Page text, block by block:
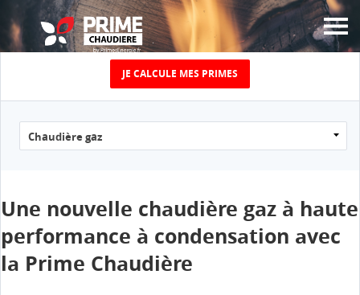
JUSQU’À 5000€ DE
PRIME
POUR LE
REMPLACEMENT DE
VOTRE VIEILLE
JE CALCULE MES PRIMES
Une nouvelle chaudière gaz à haute
performance à condensation avec
la Prime Chaudière